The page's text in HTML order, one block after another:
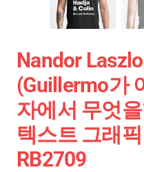
Nandor
(Guillermo가
자에서 무엇
텍스트 그래
RB2709